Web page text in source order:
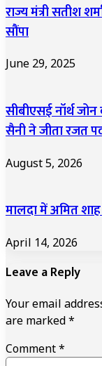
राज्य मंत्री सतीश
सौंपा
June 29, 2025
सीबीएसई नॉर्थ
सैनी ने जीता रजत
August 5, 2026
मालदा में अमित
April 14, 2026
Leave a Reply
Your email
are marked*
Comment*